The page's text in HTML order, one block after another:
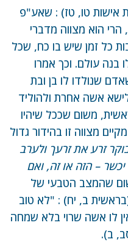
אישות טו, טז) : שאע"פ
הרי הוא מצווה מדברי
כל זמן שיש בו כח, שכל
בנה עולם. וכך אמרו
שנולדו לו בן ובת
אשה אחרת ולהוליד
משום שככל שיהיו
מצווה זו בהידור גדול
זרע את זרעך ולערב
יכשר – הזה או זה, ואם
שהמצב הטבעי של
ב, יח) : "לא טוב
לו אשה שרוי בלא שמחה
ב).